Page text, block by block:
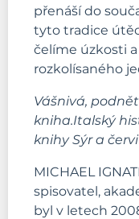
přenáší do
tyto tradice
čelíme úzkosti
rozkolísaného
Vášnivá,
kniha.Italský
knihy Sýr a červi
MICHAEL
spisovatel,
byl v letech